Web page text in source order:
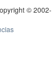
© 2002-